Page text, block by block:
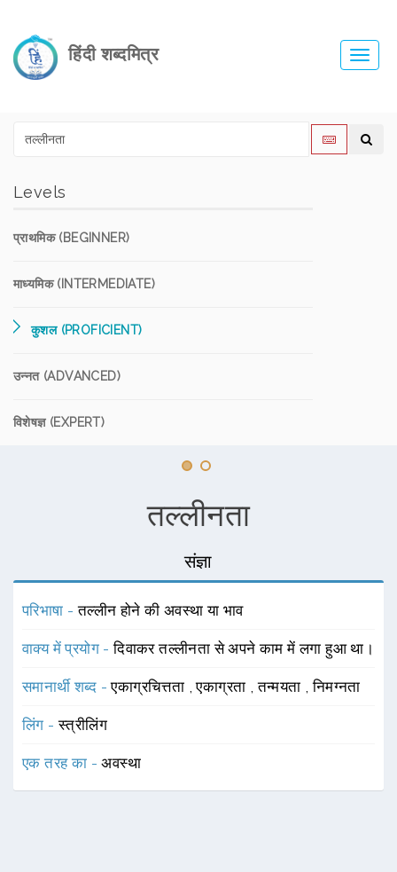
हिंदी शब्दमित्र
Levels
प्राथमिक (BEGINNER)
माध्यमिक (INTERMEDIATE)
कुशल (PROFICIENT)
उन्नत (ADVANCED)
विशेषज्ञ (EXPERT)
तल्लीनता
संज्ञा
परिभाषा -तल्लीन होने की अवस्था या भाव
वाक्य में प्रयोग -दिवाकर तल्लीनता से अपने काम में लगा हुआ था।
समानार्थी शब्द -एकाग्रचित्तता ,एकाग्रता ,तन्मयता ,निमग्नता
लिंग -स्त्रीलिंग
एक तरह का -अवस्था